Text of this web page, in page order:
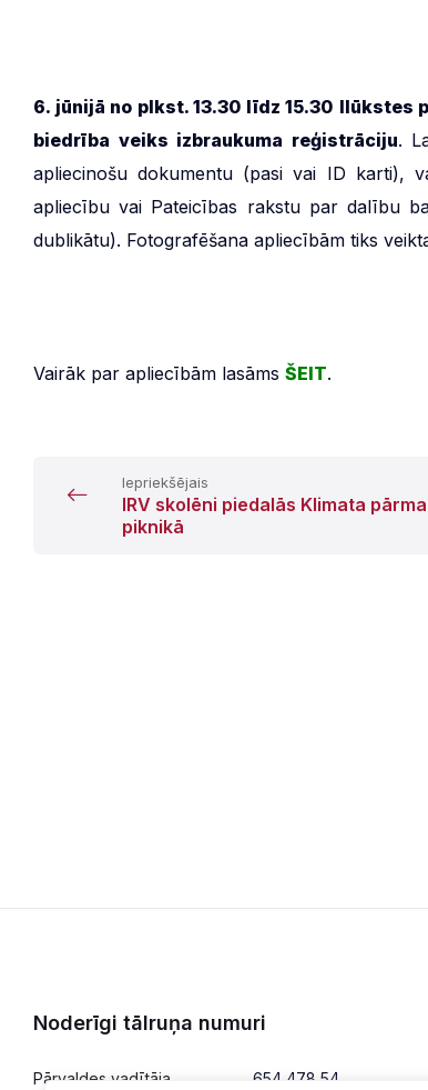
6. jūnijā no plkst. 13.30 līdz 15.30 Ilūkstes
biedrība veiks izbraukuma reģistrāciju.
apliecinošu dokumentu (pasi vai ID karti),
apliecību vai Pateicības rakstu par dalību
dublikātu). Fotografēšana apliecībām tiks
Vairāk par apliecībām lasāms ŠEIT.
Iepriekšējais
IRV skolēni piedalās Klimata
piknikā
Noderīgi tālruņa numuri
Pārvaldes vadītāja 654 478 54